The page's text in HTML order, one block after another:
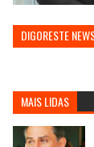
DIGORESTE
MAIS LIDAS